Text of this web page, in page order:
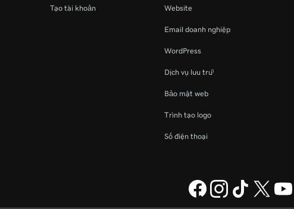
Tạo tài khoản Website
Email doanh nghiệp
WordPress
Dịch vụ lưu trữ
Bảo mật web
Trình tạo logo
Số điện thoại